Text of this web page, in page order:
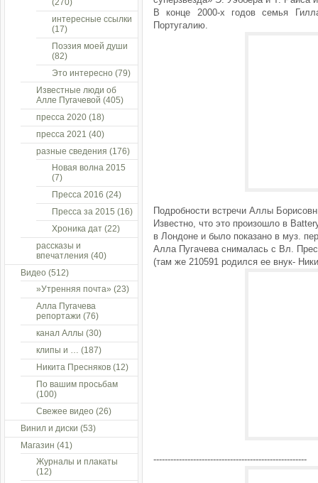
В конце 2000-х годов семья
Португалию.
Подробности встречи Аллы
Известно, что это произошло в
в Лондоне и было показано в муз.
Алла Пугачева снималась с Вл.
(там же 210591 родился ее внук-
------------------------------------------------------
(270)
интересные ссылки
(17)
Поэзия моей души
(82)
Это интересно (79)
Известные люди об
Алле Пугачевой (405)
пресса 2020 (18)
пресса 2021 (40)
разные сведения (176)
Новая волна 2015
(7)
Пресса 2016 (24)
Пресса за 2015 (16)
Хроника дат (22)
рассказы и
впечатления (40)
Видео (512)
»Утренняя почта» (23)
Алла Пугачева
репортажи (76)
канал Аллы (30)
клипы и … (187)
Никита Пресняков (12)
По вашим просьбам
(100)
Свежее видео (26)
Винил и диски (53)
Магазин (41)
Журналы и плакаты
(12)